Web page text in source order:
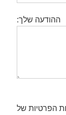
ההודעה שלך:
הפרטיות של